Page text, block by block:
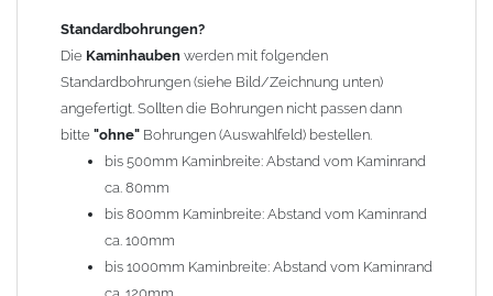
Kaminkopfabdeckung
Kaminhaubewirdohne Kaminkopfabdeckung
Kaminkopfabdeckungenfinden Sie unter "Kaminabdeckung
Es stehen insgesamt 20 verschiedene Typen zur Auswahl. Bitte
Auswahlfeldangeben.
Standardhauben siehe Auswahlfeld: 01 Haus,03 Welle
(unser Topseller)
Laube, 13 Schwalbe, 14 Sattel Welle, 15 Welle 90° gedreht,
Standardbohrungen?
Die Kaminhauben werden mit folgenden
Standardbohrungen (siehe Bild/Zeichnung unten)
angefertigt. Sollten die Bohrungen nicht passen dann
bitte "ohne" Bohrungen (Auswahlfeld) bestellen.
bis 500mm Kaminbreite: Abstand vom Kaminrand
ca. 80mm
bis 800mm Kaminbreite: Abstand vom Kaminrand
ca. 100mm
bis 1000mm Kaminbreite: Abstand vom Kaminrand